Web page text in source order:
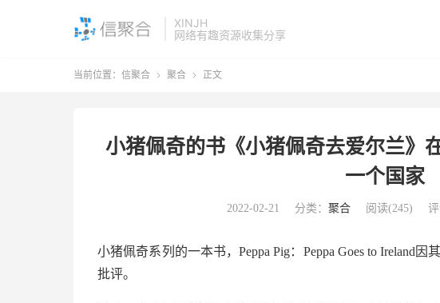
XINJH
网络有趣资源收集分享
当前位置： 信聚合  聚合  正文
小猪佩奇的书《小猪佩奇去爱尔兰》
一个国家
2022-02-21 分类： 聚合 阅读(245)
小猪佩奇系列的一本书，Peppa Pig：Peppa Goes to Ireland
批评。